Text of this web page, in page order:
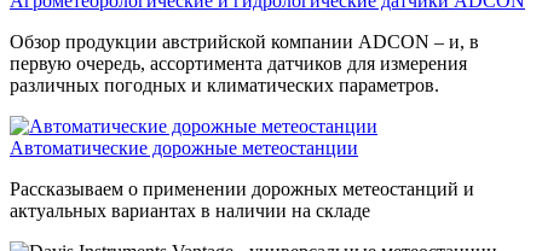
Обзор продукции австрийской компании ADCON – и, в
первую очередь, ассортимента датчиков для измерения
различных погодных и климатических параметров.
Автоматические дорожные метеостанции
Рассказываем о применении дорожных метеостанций и
актуальных вариантах в наличии на складе